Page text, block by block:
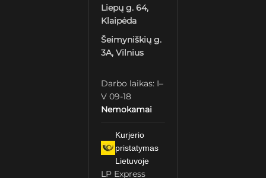
Liepų g. 64,
Klaipėda
Šeimyniškių g.
3A, Vilnius
Darbo laikas: I–
V 09-18
Nemokamai
Kurjerio
pristatymas
Lietuvoje
LP Express